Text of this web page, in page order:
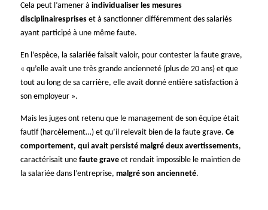
Cela peut l’amener à individualiser les mesures
disciplinairespriseset à sanctionner différemment des salariés
ayant participé à une même faute.
En l’espèce, la salariée faisait valoir, pour contester la faute grave,
« qu’elle avait une très grande ancienneté (plus de 20 ans) et que
tout au long de sa carrière, elle avait donné entière satisfaction à
son employeur ».
Mais les juges ont retenu que le management de son équipe était
fautif (harcèlement…) et qu’il relevait bien de la faute grave. Ce
comportement, qui avait persisté malgré deux avertissements,
caractérisait une faute graveet rendait impossible le maintien de
la salariée dans l’entreprise, malgré son ancienneté.